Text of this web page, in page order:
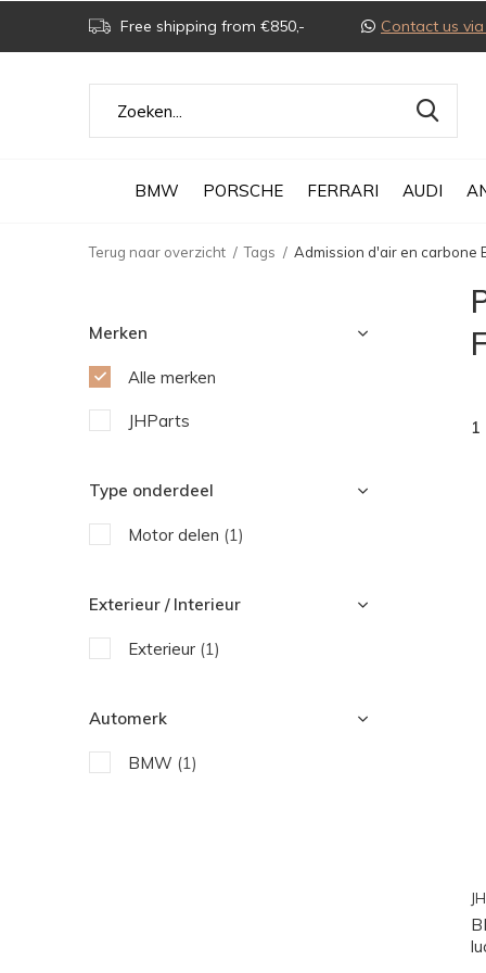
BMW PORSCHE FERRARI AUDI
Free shipping from €850,- Contact us
Terug naar overzicht Tags Admission d'air en carbone
1
Merken
Alle merken
JHParts
Type onderdeel
Motor delen (1)
Exterieur / Interieur
Exterieur (1)
Automerk
BMW (1)